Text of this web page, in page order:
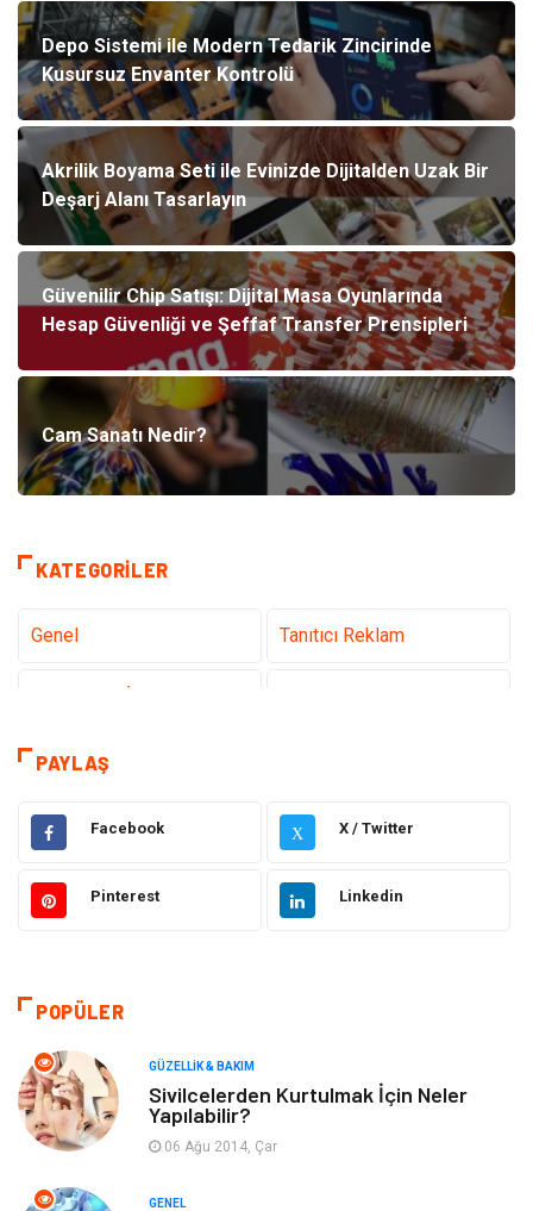
Depo Sistemi ile Modern Tedarik Zincirinde
Kusursuz Envanter Kontrolü
Akrilik Boyama Seti ile Evinizde Dijitalden Uzak Bir
Deşarj Alanı Tasarlayın
Güvenilir Chip Satışı: Dijital Masa Oyunlarında
Hesap Güvenliği ve Şeffaf Transfer Prensipleri
Cam Sanatı Nedir?
KATEGORILER
Genel Tanıtıcı Reklam
Teknoloji & İnternet
Eğitim & Kariyer
Gündem Hukuk
Moda Sağlıklı Yaşam
Bilgisayar & Yazılım
Makine
Giyim
PAYLAŞ
Facebook X X / Twitter
Pinterest Linkedin
POPÜLER
GÜZELLIK & BAKIM
Sivilcelerden Kurtulmak İçin Neler
Yapılabilir?
06 Ağu 2014, Çar
GENEL